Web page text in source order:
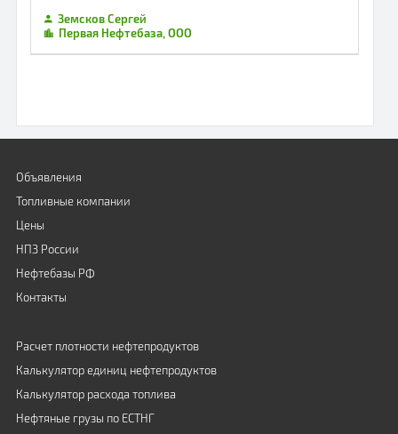
Земсков Сергей
Первая Нефтебаза, ООО
Объявления
Топливные компании
Цены
НПЗ России
Нефтебазы РФ
Контакты
Расчет плотности нефтепродуктов
Калькулятор единиц нефтепродуктов
Калькулятор расхода топлива
Нефтяные грузы по ЕСТНГ